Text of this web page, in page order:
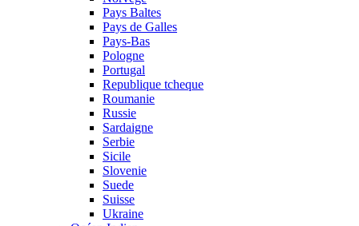
Pays Baltes
Pays de Galles
Pays-Bas
Pologne
Portugal
Republique tcheque
Roumanie
Russie
Sardaigne
Serbie
Sicile
Slovenie
Suede
Suisse
Ukraine